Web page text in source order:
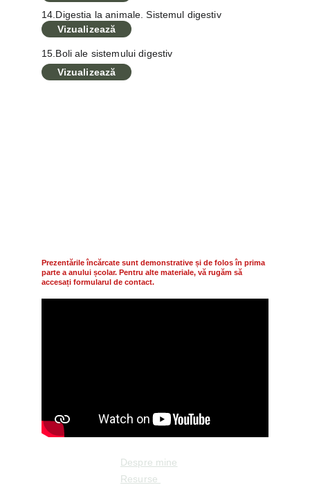
Prezentările încărcate sunt demonstrative și de folos în prima
parte a anului școlar. Pentru alte materiale, vă rugăm să
accesați formularul de contact.
14.Digestia la animale. Sistemul digestiv
Vizualizează
15.Boli ale sistemului digestiv
Vizualizează
Despre mine
Resurse